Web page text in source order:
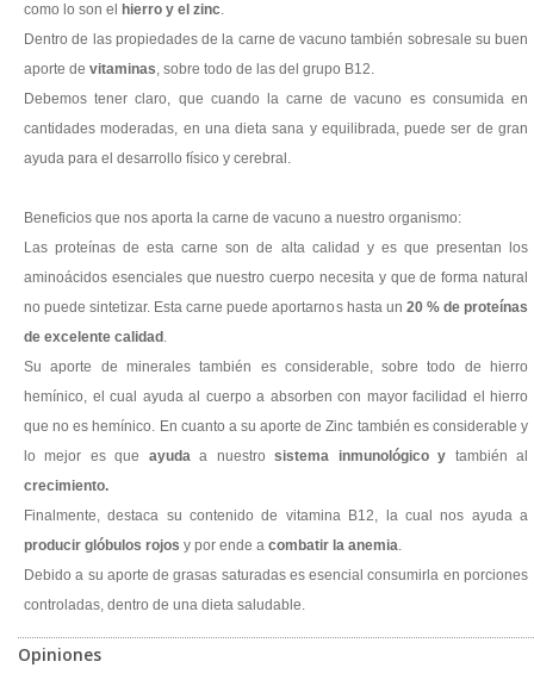
como lo son el
hierro y el zinc.
Dentro de las propiedades de la carne de vacuno también sobresale su buen
aporte de vitaminas, sobre todo de las del grupo B12.
Debemos tener claro, que cuando la carne de vacuno es consumida en
cantidades moderadas, en una dieta sana y equilibrada, puede ser de gran
ayuda para el desarrollo físico y cerebral.
Beneficios que nos aporta la carne de vacuno a nuestro organismo:
Las proteínas de esta carne son de alta calidad y es que presentan los
aminoácidos esenciales que nuestro cuerpo necesita y que de forma natural
no puede sintetizar. Esta carne puede aportarnos hasta un 20 % de proteínas
de excelente calidad .
Su aporte de minerales también es considerable, sobre todo de hierro
hemínico, el cual ayuda al cuerpo a absorben con mayor facilidad el hierro
que no es hemínico. En cuanto a su aporte de Zinc también es considerable y
lo mejor es que ayudaa nuestrosistema inmunológico y también al
crecimiento.
Finalmente, destaca su contenido de vitamina B12, la cual nos ayuda a
producir glóbulos rojos y por ende a combatir la anemia.
Debido a su aporte de grasas saturadas es esencial consumirla en porciones
controladas, dentro de una dieta saludable.
Opiniones